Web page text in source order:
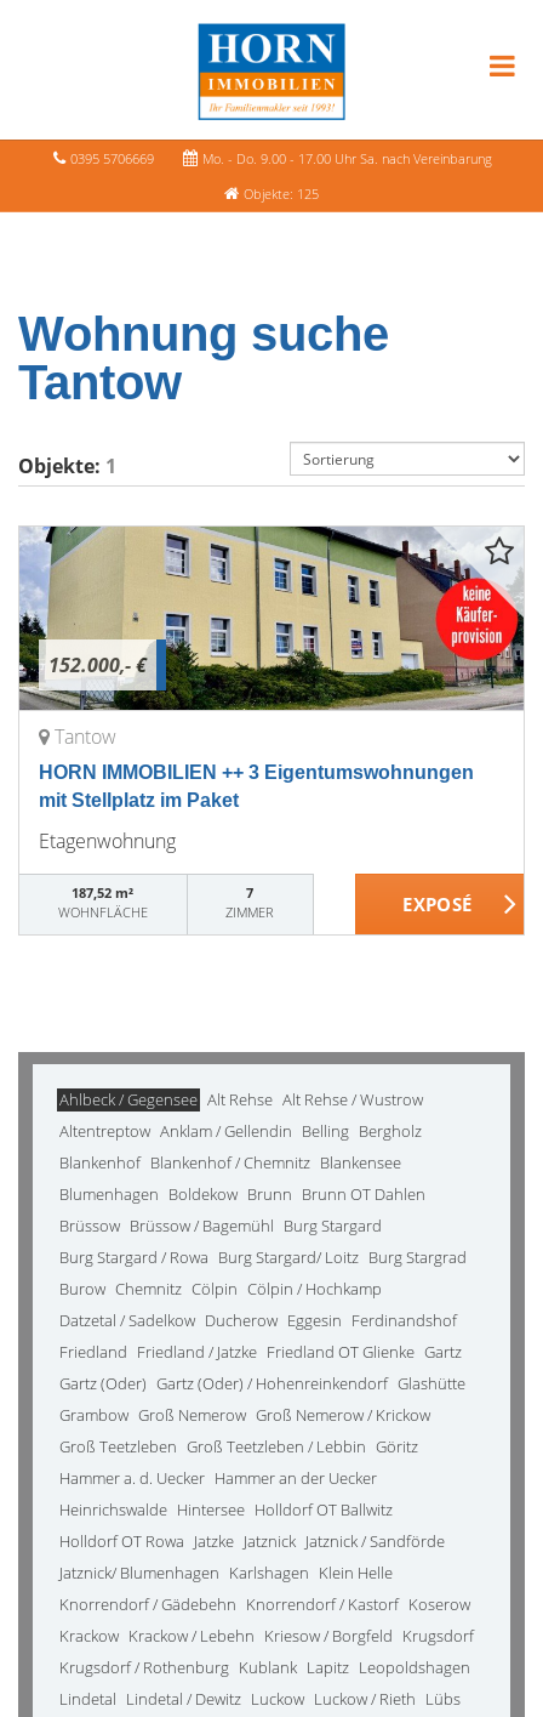
0395 5706669
Mo. - Do. 9.00 - 17.00 Uhr Sa. nach Vereinbarung
Objekte: 125
Wohnung suche
Tantow
Objekte: 1
152.000,- €
Tantow
HORN IMMOBILIEN ++ 3 Eigentumswohnungen
mit Stellplatz im Paket
Etagenwohnung
187,52 m²
WOHNFLÄCHE
7
ZIMMER
Ahlbeck / Gegensee Alt Rehse Alt Rehse / Wustrow
Altentreptow Anklam / Gellendin Belling Bergholz
Blankenhof Blankenhof / Chemnitz Blankensee
Blumenhagen Boldekow Brunn Brunn OT Dahlen
Brüssow Brüssow / Bagemühl Burg Stargard
Burg Stargard / Rowa Burg Stargard/ Loitz Burg Stargrad
Burow Chemnitz Cölpin Cölpin / Hochkamp
Datzetal / Sadelkow Ducherow Eggesin Ferdinandshof
Friedland Friedland / Jatzke Friedland OT Glienke Gartz
Gartz (Oder) Gartz (Oder) / Hohenreinkendorf Glashütte
Grambow Groß Nemerow Groß Nemerow / Krickow
Groß Teetzleben Groß Teetzleben / Lebbin Göritz
Hammer a. d. Uecker Hammer an der Uecker
Heinrichswalde Hintersee Holldorf OT Ballwitz
Holldorf OT Rowa Jatzke Jatznick Jatznick / Sandförde
Jatznick/ Blumenhagen Karlshagen Klein Helle
Knorrendorf / Gädebehn Knorrendorf / Kastorf Koserow
Krackow Krackow / Lebehn Kriesow / Borgfeld Krugsdorf
Krugsdorf / Rothenburg Kublank Lapitz Leopoldshagen
Lindetal Lindetal / Dewitz Luckow Luckow / Rieth Lübs